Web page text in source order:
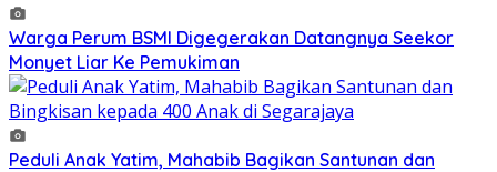
Warga Perum BSMI Digegerakan Datangnya Seekor
Monyet Liar Ke Pemukiman
Peduli Anak Yatim, Mahabib Bagikan Santunan dan